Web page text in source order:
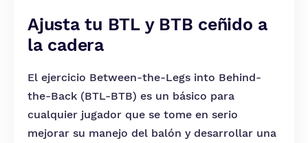
Ajusta tu BTL y BTB ceñido a
la cadera
El ejercicio Between-the-Legs into Behind-
the-Back (BTL-BTB) es un básico para
cualquier jugador que se tome en serio
mejorar su manejo del balón y desarrollar una